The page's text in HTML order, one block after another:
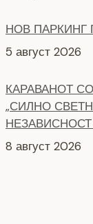
„СИЛНО
НЕЗАВИСНОСТ
СЕ
7 август 2026